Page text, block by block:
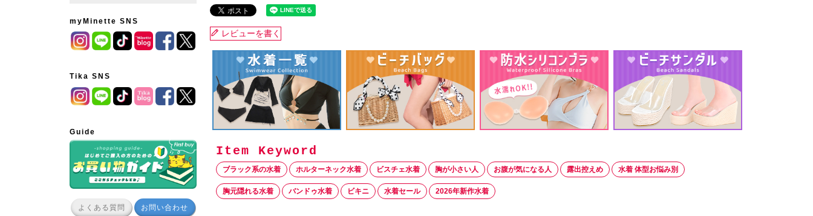
myMinette SNS
Tika SNS
Guide
よくある質問 お問い合わせ
レビューを書く
ブラック系の水着 ホルターネック水着 ビスチェ水着 胸が小さい人 お腹が気になる人 露出控えめ 水着 体型お悩み別
胸元隠れる水着 バンドゥ水着 ビキニ 水着セール 2026年新作水着